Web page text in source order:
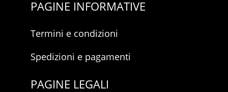
PAGINE INFORMATIVE
Termini e condizioni
Spedizioni e pagamenti
PAGINE LEGALI